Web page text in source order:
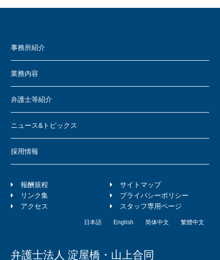
事務所紹介
業務内容
弁護士等紹介
ニュース&トピックス
採用情報
報酬規程
サイトマップ
リンク集
プライバシーポリシー
アクセス
スタッフ専用ページ
日本語 English 简体中文 繁體中文
弁護士法人 淀屋橋・山上合同